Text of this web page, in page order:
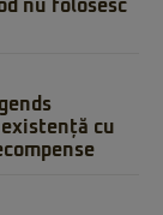
nu folosesc
cu